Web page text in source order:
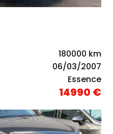
180000 km
06/03/2007
Essence
14990 €